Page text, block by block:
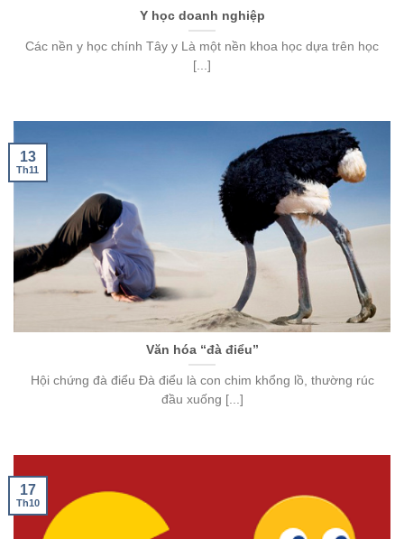
Y học doanh nghiệp
Các nền y học chính Tây y Là một nền khoa học dựa trên học
[...]
Văn hóa “đà điểu”
Hội chứng đà điểu Đà điểu là con chim khổng lồ, thường rúc
đầu xuống [...]
13
Th11
17
Th10